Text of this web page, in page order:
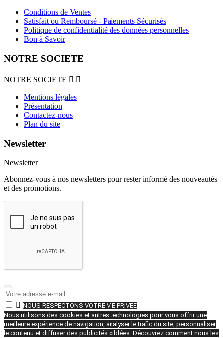
Conditions de Ventes
Satisfait ou Remboursé - Paiements Sécurisés
Politique de confidentialité des données personnelles
Bon à Savoir
NOTRE SOCIETE
NOTRE SOCIETE  
Mentions légales
Présentation
Contactez-nous
Plan du site
Newsletter
Newsletter
Abonnez-vous à nos newsletters pour rester informé des nouveautés
et des promotions.
 NOUS RESPECTONS VOTRE VIE PRIVEE
Nous utilisons des cookies et autres technologies pour vous offrir une
meilleure expérience de navigation, analyser le trafic du site, personnaliser
le contenu et diffuser des publicités ciblées. Découvrez comment nous les